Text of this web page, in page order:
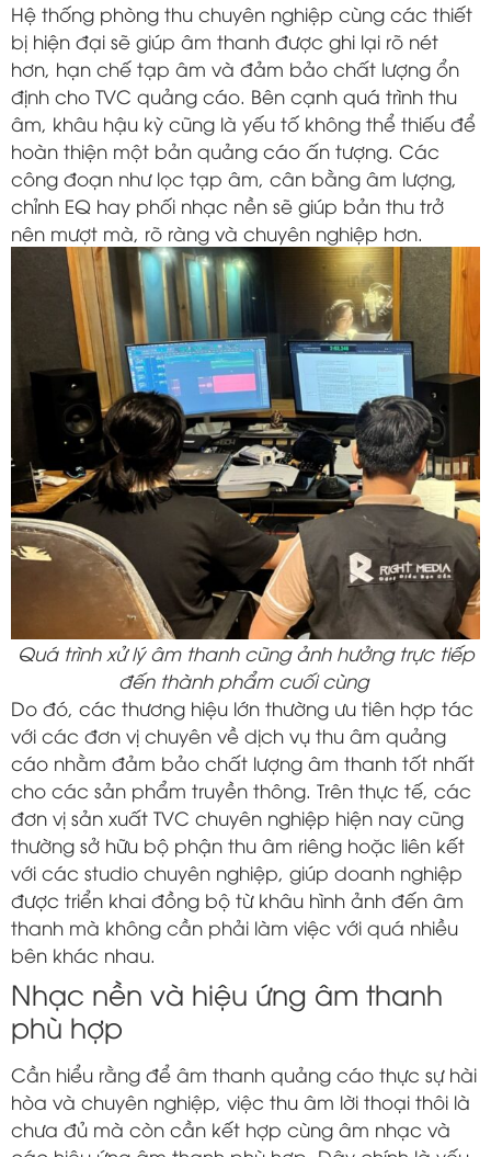
Hệ thống phòng thu chuyên nghiệp cùng các thiết
bị hiện đại sẽ giúp âm thanh được ghi lại rõ nét
hơn, hạn chế tạp âm và đảm bảo chất lượng ổn
định cho TVC quảng cáo. Bên cạnh quá trình thu
âm, khâu hậu kỳ cũng là yếu tố không thể thiếu để
hoàn thiện một bản quảng cáo ấn tượng. Các
công đoạn như lọc tạp âm, cân bằng âm lượng,
chỉnh EQ hay phối nhạc nền sẽ giúp bản thu trở
nên mượt mà, rõ ràng và chuyên nghiệp hơn.
Quá trình xử lý âm thanh cũng ảnh hưởng trực tiếp
đến thành phẩm cuối cùng
Do đó, các thương hiệu lớn thường ưu tiên hợp tác
với các đơn vị chuyên về dịch vụ thu âm quảng
cáo nhằm đảm bảo chất lượng âm thanh tốt nhất
cho các sản phẩm truyền thông. Trên thực tế, các
đơn vị sản xuất TVC chuyên nghiệp hiện nay cũng
thường sở hữu bộ phận thu âm riêng hoặc liên kết
với các studio chuyên nghiệp, giúp doanh nghiệp
được triển khai đồng bộ từ khâu hình ảnh đến âm
thanh mà không cần phải làm việc với quá nhiều
bên khác nhau.
Nhạc nền và hiệu ứng âm thanh
phù hợp
Cần hiểu rằng để âm thanh quảng cáo thực sự hài
hòa và chuyên nghiệp, việc thu âm lời thoại thôi là
chưa đủ mà còn cần kết hợp cùng âm nhạc và